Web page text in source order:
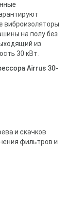
виброизоляторы
на полу без
из
30 кВт.
Airrus 30-
и скачков
фильтров и